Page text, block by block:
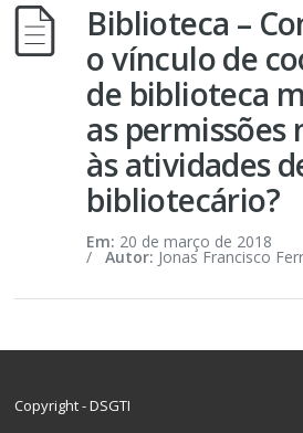
Biblioteca –
o vínculo de
de biblioteca
as permissões
às atividades
bibliotecário?
Em: 20 de março de 2018
/ Autor: Jonas Francisco
Copyright -DSGTI